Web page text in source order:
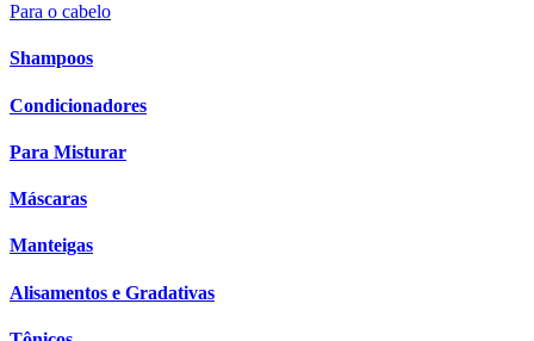
Para o cabelo
Shampoos
Condicionadores
Para Misturar
Máscaras
Manteigas
Alisamentos e Gradativas